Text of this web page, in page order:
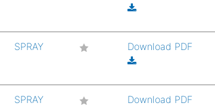
SPRAY Download PDF
SPRAY Download PDF